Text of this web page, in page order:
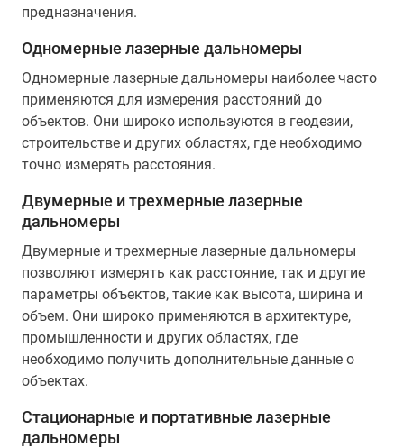
предназначения.
Одномерные лазерные дальномеры
Одномерные лазерные дальномеры наиболее часто
применяются для измерения расстояний до
объектов. Они широко используются в геодезии,
строительстве и других областях, где необходимо
точно измерять расстояния.
Двумерные и трехмерные лазерные
дальномеры
Двумерные и трехмерные лазерные дальномеры
позволяют измерять как расстояние, так и другие
параметры объектов, такие как высота, ширина и
объем. Они широко применяются в архитектуре,
промышленности и других областях, где
необходимо получить дополнительные данные о
объектах.
Стационарные и портативные лазерные
дальномеры